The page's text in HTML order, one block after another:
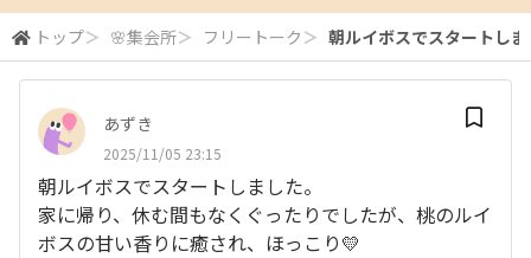
検索
トップ＞ 🌸集会所＞ フリートーク ＞ 朝ルイボスでスタートし
あずき
2025/11/05 23:15
朝ルイボスでスタートしました。
家に帰り、休む間もなくぐったりでしたが、桃のルイ
ボスの甘い香りに癒され、ほっこり💛